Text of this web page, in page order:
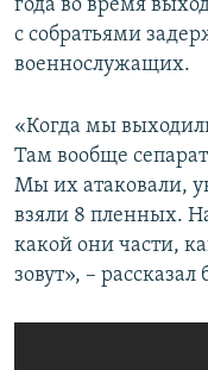
года во время
с собратьями
военнослужащих.
«Когда мы
Там вообще
Мы их атаковали,
взяли 8 пленных.
какой они части,
зовут», – рассказал